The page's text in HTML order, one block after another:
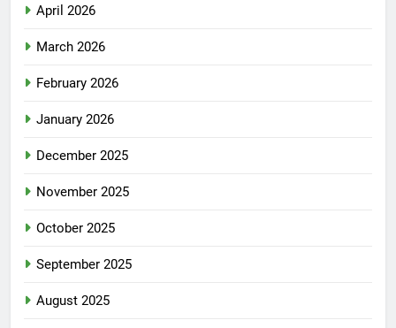
April 2026
March 2026
February 2026
January 2026
December 2025
November 2025
October 2025
September 2025
August 2025